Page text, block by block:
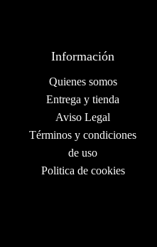
Información
Quienes somos
Entrega y tienda
Aviso Legal
Términos y condiciones
de uso
Politica de cookies